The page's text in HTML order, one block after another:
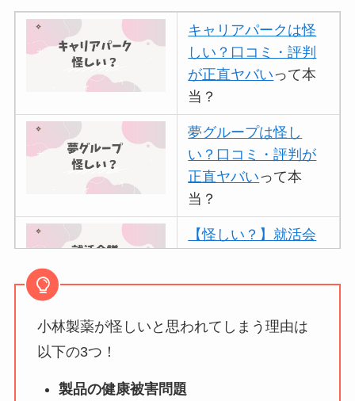
キャリアパークは怪
しい？口コミ・評判
が正直ヤバいって本
当？
夢グループは怪し
い？口コミ・評判が
正直ヤバいって本
当？
【怪しい？】就活会
アトムクリニックは
小林製薬が怪しいと思われてしまう理由は
以下の3つ！
製品の健康被害問題